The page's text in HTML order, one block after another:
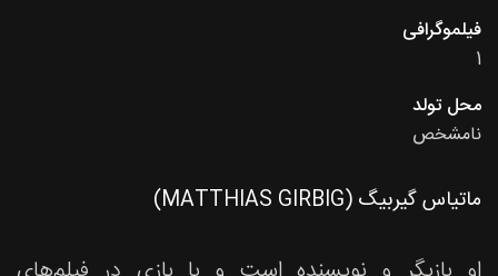
فیلموگرافی
1
محل تولد
نامشخص
ماتیاس گیربیگ (MATTHIAS GIRBIG)